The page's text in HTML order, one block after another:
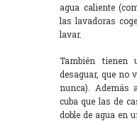
agua caliente
las lavadoras
lavar.
También tienen
desaguar, que no
nunca). Además
cuba que las de
doble de agua en